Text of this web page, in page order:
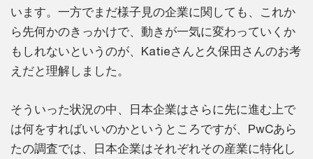
います。一方でまだ様子見の企業に関しても、これか
ら先何かのきっかけで、動きが一気に変わっていくか
もしれないというのが、Katieさんと久保田さんのお考
えだと理解しました。
そういった状況の中、日本企業はさらに先に進む上で
は何をすればいいのかというところですが、PwCあら
たの調査では、日本企業はそれぞれその産業に特化し